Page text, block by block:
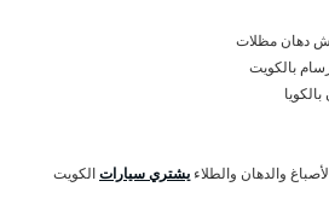
دهان مظلات
بالكويت
والدهان والطلاءيشتري سياراتالكويت